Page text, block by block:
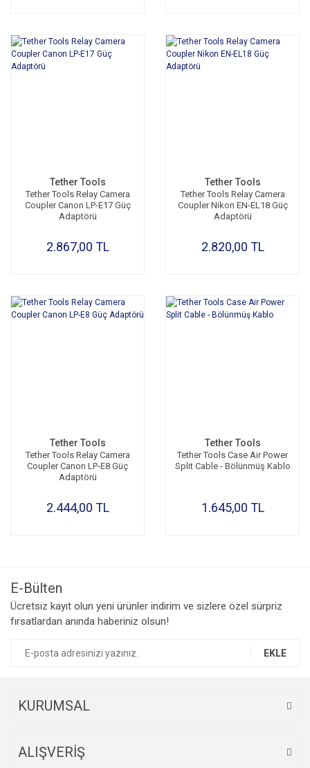
Tether Tools
Tether Tools Relay Camera
Coupler Canon LP-E17 Güç
Adaptörü
2.867,00 TL
Tether Tools
Tether Tools Relay Camera
Coupler Nikon EN-EL18 Güç
Adaptörü
2.820,00 TL
Tether Tools
Tether Tools Relay Camera
Coupler Canon LP-E8 Güç
Adaptörü
2.444,00 TL
Tether Tools
Tether Tools Case Air Power
Split Cable - Bölünmüş Kablo
1.645,00 TL
E-Bülten
Ücretsiz kayıt olun yeni ürünler indirim ve sizlere özel sürpriz
fırsatlardan anında haberiniz olsun!
EKLE
KURUMSAL
ALIŞVERİŞ